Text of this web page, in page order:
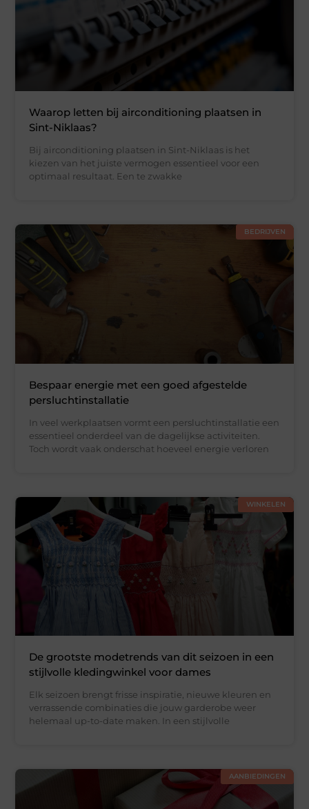
Waarop letten bij airconditioning plaatsen in
Sint-Niklaas?
Bij airconditioning plaatsen in Sint-Niklaas is het
kiezen van het juiste vermogen essentieel voor een
optimaal resultaat. Een te zwakke
BEDRIJVEN
Bespaar energie met een goed afgestelde
persluchtinstallatie
In veel werkplaatsen vormt een persluchtinstallatie een
essentieel onderdeel van de dagelijkse activiteiten.
Toch wordt vaak onderschat hoeveel energie verloren
WINKELEN
De grootste modetrends van dit seizoen in een
stijlvolle kledingwinkel voor dames
Elk seizoen brengt frisse inspiratie, nieuwe kleuren en
verrassende combinaties die jouw garderobe weer
helemaal up-to-date maken. In een stijlvolle
AANBIEDINGEN